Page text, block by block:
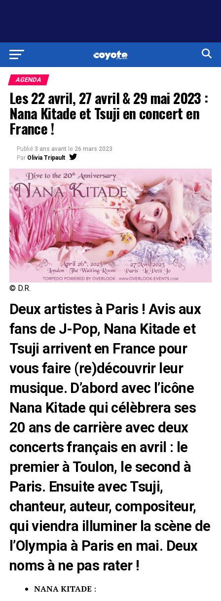
AGENDA
Les 22 avril, 27 avril & 29 mai 2023 :
Nana Kitade et Tsuji en concert en
France !
Publié 3 ans avant le 26 mars 2023
Par Olivia Tripault
© D.R.
Deux artistes à Paris ! Avis aux
fans de J-Pop, Nana Kitade et
Tsuji arrivent en France pour
vous faire (re)découvrir leur
musique. D’abord avec l’icône
Nana Kitade qui célèbrera ses
20 ans de carrière avec deux
concerts français en avril : le
premier à Toulon, le second à
Paris. Ensuite avec Tsuji,
chanteur, auteur, compositeur,
qui viendra illuminer la scène de
l’Olympia à Paris en mai. Deux
noms à ne pas rater !
NANA KITADE :